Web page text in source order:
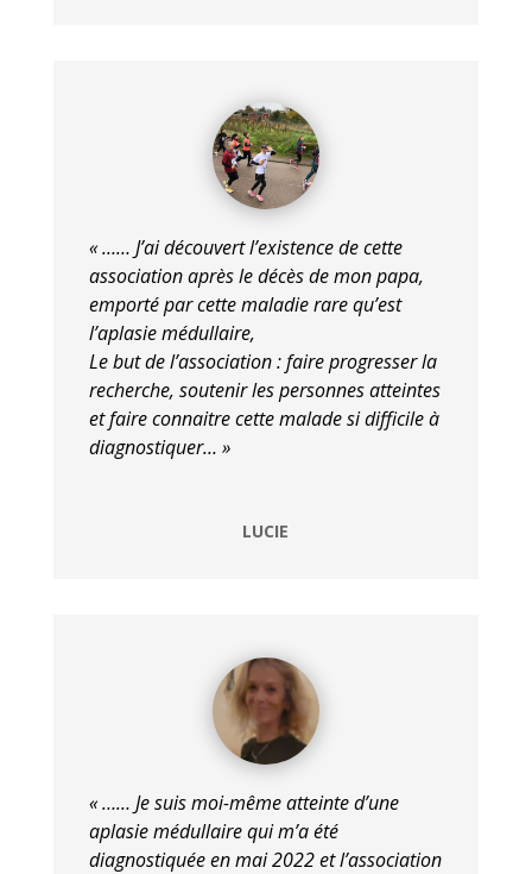
« …… J’ai découvert l’existence de cette
association après le décès de mon papa,
emporté par cette maladie rare qu’est
l’aplasie médullaire,
Le but de l’association : faire progresser la
recherche, soutenir les personnes atteintes
et faire connaitre cette malade si difficile à
diagnostiquer… »
LUCIE
« …… Je suis moi-même atteinte d’une
aplasie médullaire qui m’a été
diagnostiquée en mai 2022 et l’association